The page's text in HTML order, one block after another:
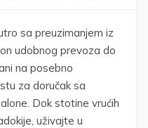
sa preuzimanjem iz
udobnog prevoza do
na posebno
za doručak sa
Dok stotine vrućih
uživajte u